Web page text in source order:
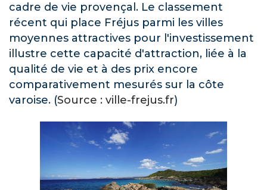
cadre de vie provençal. Le classement
récent qui place Fréjus parmi les villes
moyennes attractives pour l'investissement
illustre cette capacité d'attraction, liée à la
qualité de vie et à des prix encore
comparativement mesurés sur la côte
varoise. (Source : ville-frejus.fr)